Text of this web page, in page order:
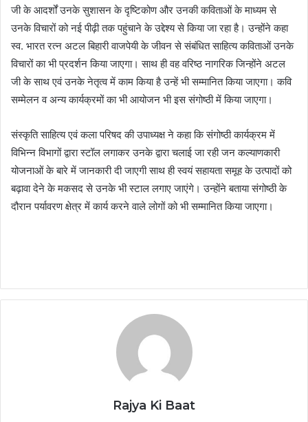
जी के आदर्शों उनके सुशासन के दृष्टिकोण और उनकी कविताओं के माध्यम से
उनके विचारों को नई पीढ़ी तक पहुंचाने के उद्देश्य से किया जा रहा है। उन्होंने कहा
स्व. भारत रत्न अटल बिहारी वाजपेयी के जीवन से संबंधित साहित्य कविताओं उनके
विचारों का भी प्रदर्शन किया जाएगा। साथ ही वह वरिष्ठ नागरिक जिन्होंने अटल
जी के साथ एवं उनके नेतृत्व में काम किया है उन्हें भी सम्मानित किया जाएगा। कवि
सम्मेलन व अन्य कार्यक्रमों का भी आयोजन भी इस संगोष्ठी में किया जाएगा।
संस्कृति साहित्य एवं कला परिषद की उपाध्यक्ष ने कहा कि संगोष्ठी कार्यक्रम में
विभिन्न विभागों द्वारा स्टॉल लगाकर उनके द्वारा चलाई जा रही जन कल्याणकारी
योजनाओं के बारे में जानकारी दी जाएगी साथ ही स्वयं सहायता समूह के उत्पादों को
बढ़ावा देने के मकसद से उनके भी स्टाल लगाए जाएंगे। उन्होंने बताया संगोष्ठी के
दौरान पर्यावरण क्षेत्र में कार्य करने वाले लोगों को भी सम्मानित किया जाएगा।
Rajya Ki Baat